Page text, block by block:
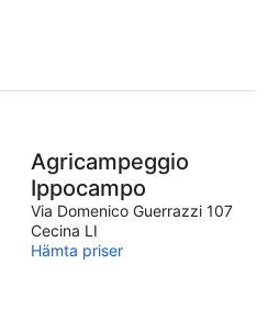
Agricampeggio
Ippocampo
Via Domenico Guerrazzi 107
Cecina LI
Hämta priser